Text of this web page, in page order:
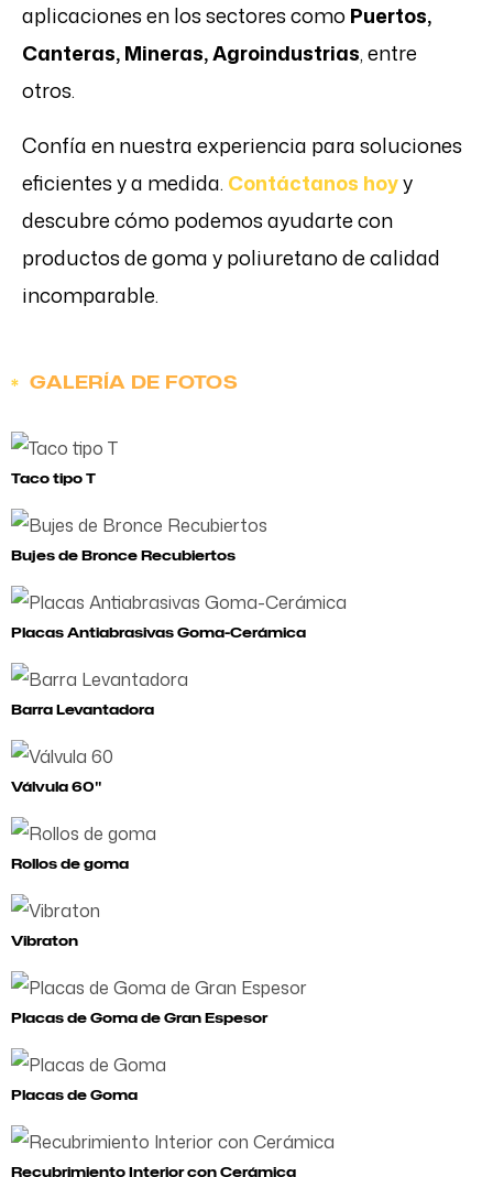
aplicaciones en los sectores comoPuertos,
Canteras, Mineras, Agroindustrias, entre
otros.
Confía en nuestra experiencia para soluciones
eficientes y a medida. Contáctanos hoyy
descubre cómo podemos ayudarte con
productos de goma y poliuretano de calidad
incomparable.
GALERÍA DE FOTOS
Taco tipo T
Bujes de Bronce Recubiertos
Placas Antiabrasivas Goma-Cerámica
Barra Levantadora
Válvula 60"
Rollos de goma
Vibraton
Placas de Goma de Gran Espesor
Placas de Goma
Recubrimiento Interior con Cerámica